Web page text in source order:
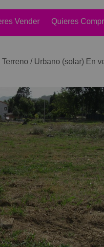
Vender Quieres
Terreno / Urbano (solar) En